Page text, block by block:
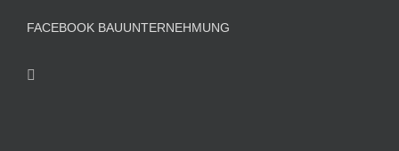
FACEBOOK BAUUNTERNEHMUNG